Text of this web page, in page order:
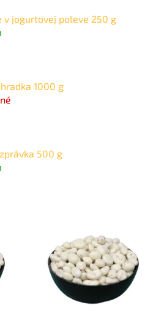
v jogurtovej poleve 250 g
1000 g
500 g